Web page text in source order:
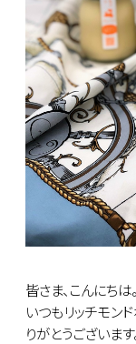
皆さま、こんにちは。
いつもリッチモン
りがとうございます